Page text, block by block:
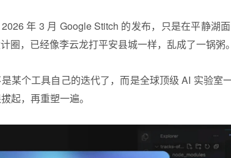
年 3 月 Google Stitch 的发布，只是在平静湖
圈，已经像李云龙打平安县城一样，乱成了一锅粥。
某个工具自己的迭代了，而是全球顶级 AI 实验室
起，再重塑一遍。